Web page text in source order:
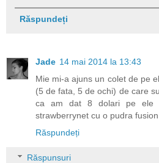
Răspundeți
Jade 14 mai 2014 la 13:43
Mie mi-a ajuns un colet de pe
(5 de fata, 5 de ochi) de care
ca am dat 8 dolari pe ele
strawberrynet cu o pudra fusion
Răspundeți
Răspunsuri